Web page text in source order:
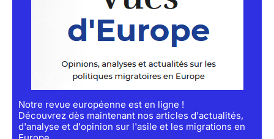
Notre revue européenne est en ligne !
Découvrez dès maintenant nos articles d'actualités,
d'analyse et d'opinion sur l'asile et les migrations en